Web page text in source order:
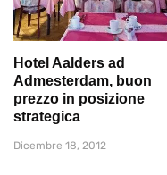
Hotel Aalders ad
Admesterdam, buon
prezzo in posizione
strategica
Dicembre 18, 2012